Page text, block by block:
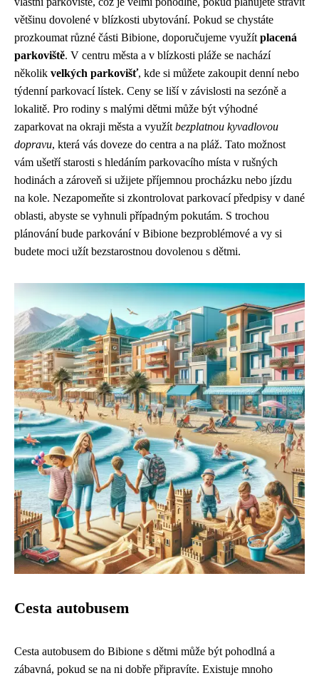
většinu dovolené v blízkosti ubytování. Pokud se chystáte
prozkoumat různé části Bibione, doporučujeme využít placená
parkoviště. V centru města a v blízkosti pláže se nachází
několik velkých parkovišť, kde si můžete zakoupit denní nebo
týdenní parkovací lístek. Ceny se liší v závislosti na sezóně a
lokalitě. Pro rodiny s malými dětmi může být výhodné
zaparkovat na okraji města a využít bezplatnou kyvadlovou
dopravu, která vás doveze do centra a na pláž. Tato možnost
vám ušetří starosti s hledáním parkovacího místa v rušných
hodinách a zároveň si užijete příjemnou procházku nebo jízdu
na kole. Nezapomeňte si zkontrolovat parkovací předpisy v dané
oblasti, abyste se vyhnuli případným pokutám. S trochou
plánování bude parkování v Bibione bezproblémové a vy si
budete moci užít bezstarostnou dovolenou s dětmi.
Cesta autobusem
Cesta autobusem do Bibione s dětmi může být pohodlná a
zábavná, pokud se na ni dobře připravíte. Existuje mnoho